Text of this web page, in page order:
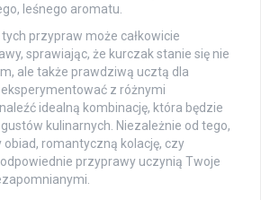
leśnego aromatu.
przypraw może całkowicie
sprawiając, że kurczak stanie się nie
ale także prawdziwą ucztą dla
z różnymi
idealną kombinację, która będzie
kulinarnych. Niezależnie od tego,
romantyczną kolację, czy
przyprawy uczynią Twoje